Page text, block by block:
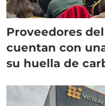
Proveedores
cuentan con
su huella de